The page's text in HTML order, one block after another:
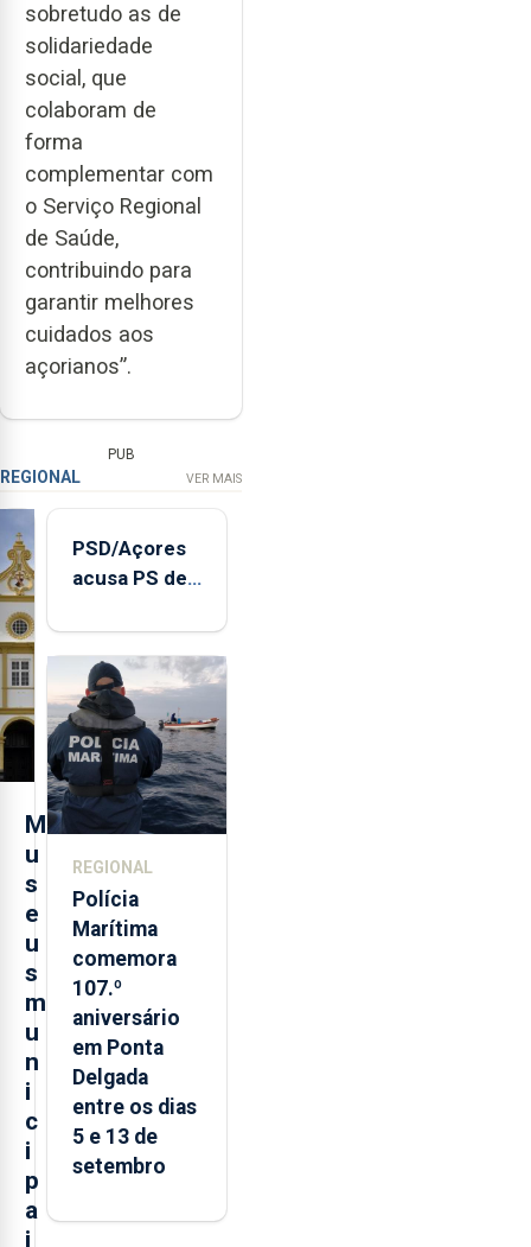
sobretudo as de
solidariedade
social, que
colaboram de
forma
complementar com
o Serviço Regional
de Saúde,
contribuindo para
garantir melhores
cuidados aos
açorianos”.
PUB
REGIONAL VER MAIS
M
u
s
e
u
s
m
u
n
i
c
i
p
a
i
PSD/Açores
acusa PS de
contraditória"
sobre
evolução
turística
REGIONAL
Polícia
Marítima
comemora
107.º
aniversário
em Ponta
Delgada
entre os dias
5 e 13 de
setembro